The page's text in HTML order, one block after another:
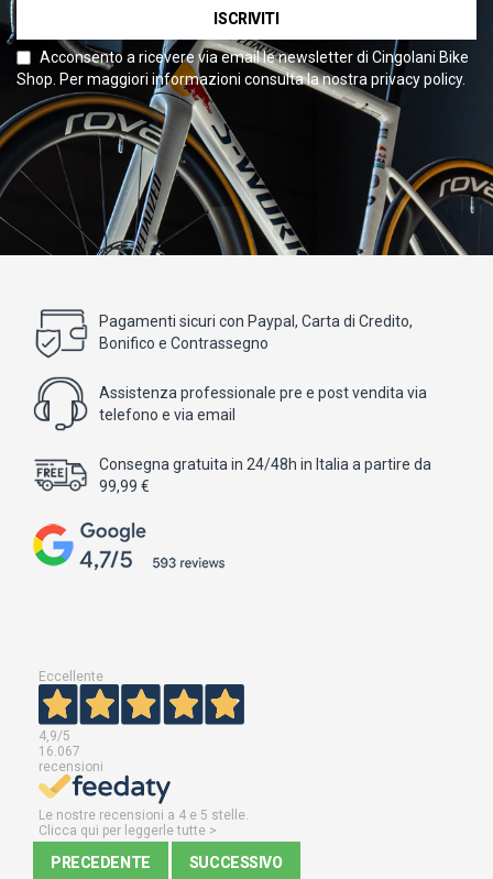
ISCRIVITI
Acconsento a ricevere via email le newsletter di Cingolani Bike
Shop. Per maggiori informazioni consulta la nostra privacy policy.
Pagamenti sicuri con Paypal, Carta di Credito,
Bonifico e Contrassegno
Assistenza professionale pre e post vendita via
telefono e via email
Consegna gratuita in 24/48h in Italia a partire da
99,99 €
Eccellente
4,9/5
16.067
recensioni
Le nostre recensioni a 4 e 5 stelle.
Clicca qui per leggerle tutte >
PRECEDENTE SUCCESSIVO